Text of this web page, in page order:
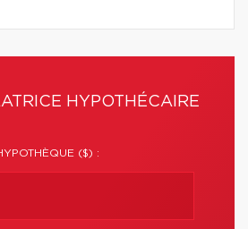
HYPOTHÉCAIRE
($) :